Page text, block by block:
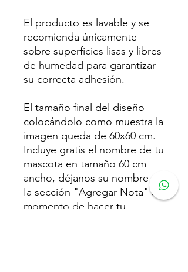
El producto es lavable y se
recomienda únicamente
sobre superficies lisas y libres
de humedad para garantizar
su correcta adhesión.
El tamaño final del diseño
colocándolo como muestra la
imagen queda de 60x60 cm.
Incluye gratis el nombre de tu
mascota en tamaño 60 cm
ancho, déjanos su nombre en
Ia sección "Agregar Nota" al
momento de hacer tu